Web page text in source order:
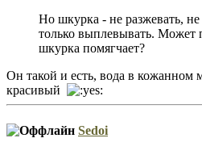
Но шкурка - не разжевать, не
только выплевывать. Может
шкурка помягчает?
Он такой и есть, вода в кожанном
красивый
Sedoi